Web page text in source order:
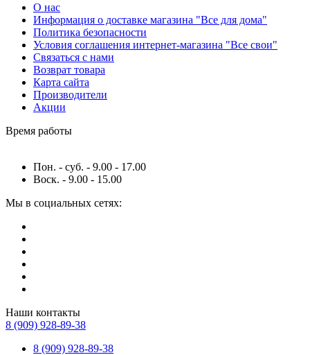
О нас
Информация о доставке магазина "Все для дома"
Политика безопасности
Условия соглашения интернет-магазина "Все свои"
Связаться с нами
Возврат товара
Карта сайта
Производители
Акции
Время работы
Пон. - суб. - 9.00 - 17.00
Воск. - 9.00 - 15.00
Мы в социальных сетях:
Наши контакты
8 (909) 928-89-38
8 (909) 928-89-38